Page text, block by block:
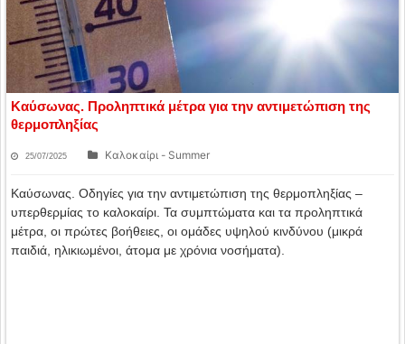
Καύσωνας. Προληπτικά μέτρα για την αντιμετώπιση της
θερμοπληξίας
25/07/2025 Καλοκαίρι - Summer
Καύσωνας. Οδηγίες για την αντιμετώπιση της θερμοπληξίας –
υπερθερμίας το καλοκαίρι. Τα συμπτώματα και τα προληπτικά
μέτρα, οι πρώτες βοήθειες, οι ομάδες υψηλού κινδύνου (μικρά
παιδιά, ηλικιωμένοι, άτομα με χρόνια νοσήματα).